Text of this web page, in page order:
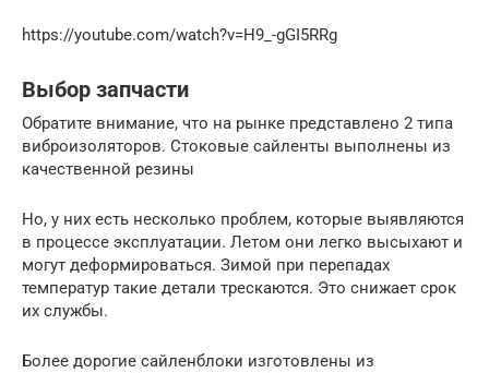
https://youtube.com/watch?v=H9_-gGI5RRg
Выбор запчасти
Обратите внимание, что на рынке представлено 2 типа
виброизоляторов. Стоковые сайленты выполнены из
качественной резины
Но, у них есть несколько проблем, которые выявляются
в процессе эксплуатации. Летом они легко высыхают и
могут деформироваться. Зимой при перепадах
температур такие детали трескаются. Это снижает срок
их службы.
Более дорогие сайленблоки изготовлены из